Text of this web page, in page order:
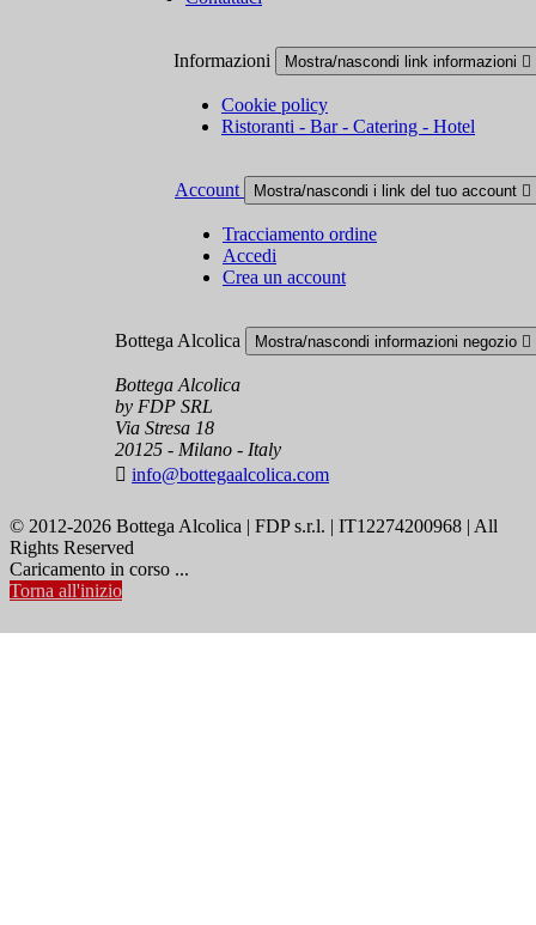
Informazioni Mostra/nascondi link informazioni 
Cookie policy
Ristoranti - Bar - Catering - Hotel
Account Mostra/nascondi i link del tuo account 
Tracciamento ordine
Accedi
Crea un account
Bottega Alcolica Mostra/nascondi informazioni negozio 
Bottega Alcolica
by FDP SRL
Via Stresa 18
20125 - Milano - Italy
 info@bottegaalcolica.com
© 2012-2026 Bottega Alcolica | FDP s.r.l. | IT12274200968 | All
Rights Reserved
Caricamento in corso ...
Torna all'inizio